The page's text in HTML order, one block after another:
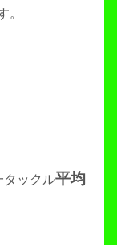
。
タックル平均